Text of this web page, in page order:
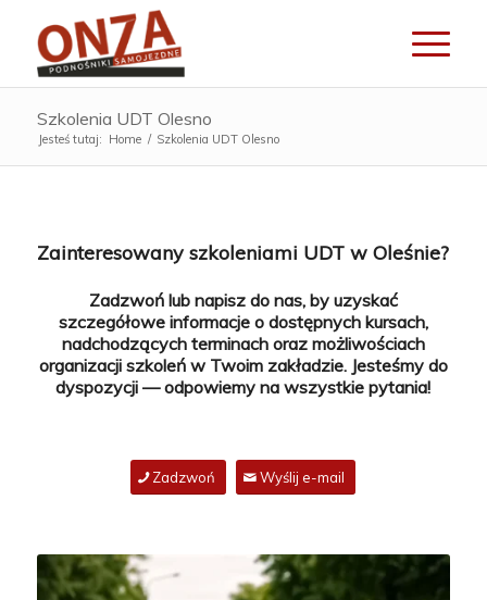
Szkolenia UDT Olesno
Jesteś tutaj: Home / Szkolenia UDT Olesno
Zainteresowany szkoleniami UDT w Oleśnie?
Zadzwoń lub napisz do nas, by uzyskać
szczegółowe informacje o dostępnych kursach,
nadchodzących terminach oraz możliwościach
organizacji szkoleń w Twoim zakładzie. Jesteśmy do
dyspozycji — odpowiemy na wszystkie pytania!
Zadzwoń Wyślij e-mail